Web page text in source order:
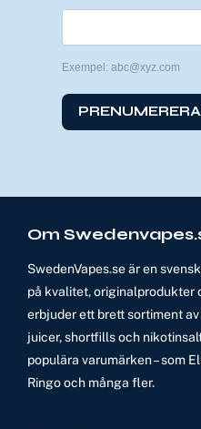
Exempel: abc@xyz.com
PRENUMERERA
Om
SwedenVapes.se är en
på kvalitet, originalprodukter
erbjuder ett brett sortiment
juicer, shortfills och
populära varumärken – som
Ringo och många fler.